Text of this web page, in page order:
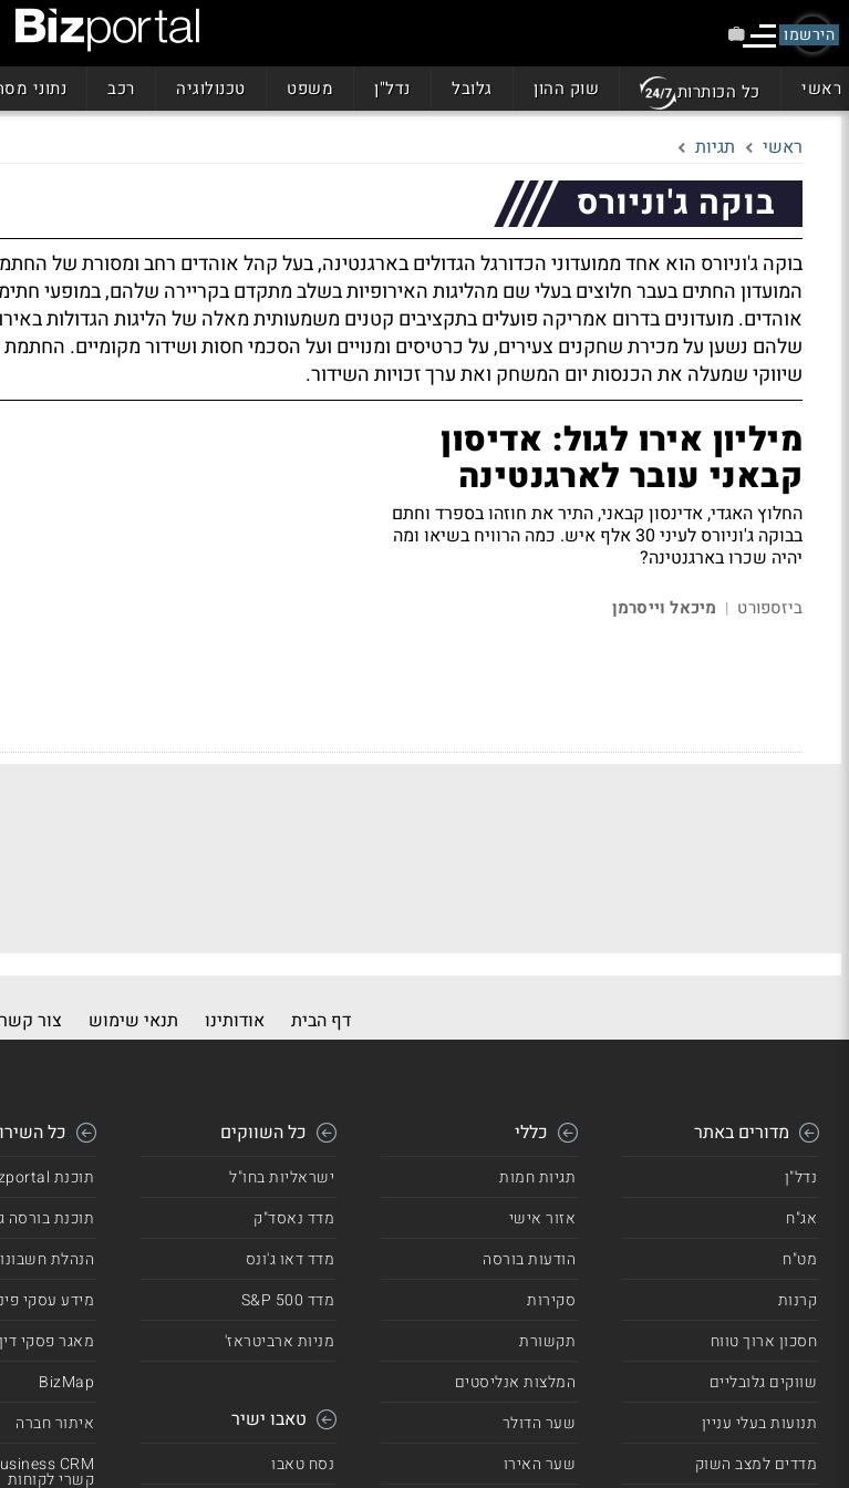
הירשמו
ראשי כל הכותרות שוק ההון גלובל נדל"ן משפט טכנולוגיה רכב נתוני
ראשי תגיות
בוקה ג'וניורס
בוקה ג'וניורס הוא אחד ממועדוני הכדורגל הגדולים בארגנטינה, בעל קהל אוהדים רחב ומסורת של
המועדון החתים בעבר חלוצים בעלי שם מהליגות האירופיות בשלב מתקדם בקריירה שלהם, במופעי
אוהדים. מועדונים בדרום אמריקה פועלים בתקציבים קטנים משמעותית מאלה של הליגות הגדולות
שלהם נשען על מכירת שחקנים צעירים, על כרטיסים ומנויים ועל הסכמי חסות ושידור מקומיים.
שיווקי שמעלה את הכנסות יום המשחק ואת ערך זכויות השידור.
מיליון אירו לגול: אדיסון
קבאני עובר לארגנטינה
החלוץ האגדי, אדינסון קבאני, התיר את חוזהו בספרד וחתם
בבוקה ג'וניורס לעיני 30 אלף איש. כמה הרוויח בשיאו ומה
יהיה שכרו בארגנטינה?
ביזספורט | מיכאל וייסרמן
דף הבית אודותינו תנאי שימוש צור קשר
מדורים באתר
נדל"ן
אג"ח
מט"ח
קרנות
חסכון ארוך טווח
שווקים גלובליים
תנועות בעלי עניין
מדדים למצב השוק
כללי
תגיות חמות
אזור אישי
הודעות בורסה
סקירות
תקשורת
המלצות אנליסטים
שער הדולר
שער האירו
כל השווקים
ישראליות בחו"ל
מדד נאסד"ק
מדד דאו ג'ונס
מדד 500 S&P
מניות ארביטראז'
טאבו ישיר
נסח טאבו
כל
תוכנת Terminal Bizportal
תוכנת בורסה
הנהלת
מידע עסקי
מאגר פסקי דין
BizMap
איתור חברה
קשרי לקוחות